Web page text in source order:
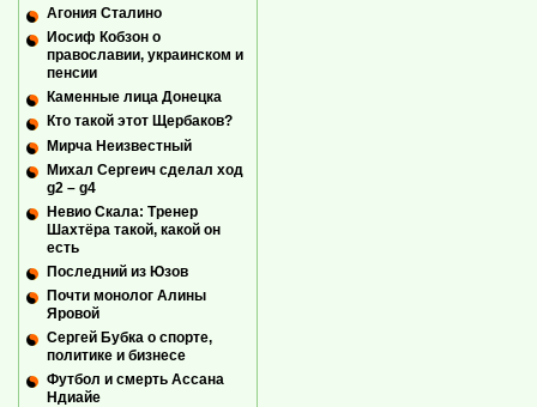
Агония Сталино
Иосиф Кобзон о
православии, украинском и
пенсии
Каменные лица Донецка
Кто такой этот Щербаков?
Мирча Неизвестный
Михал Сергеич сделал ход
g2 – g4
Невио Скала: Тренер
Шахтёра такой, какой он
есть
Последний из Юзов
Почти монолог Алины
Яровой
Сергей Бубка о спорте,
политике и бизнесе
Футбол и смерть Ассана
Ндиайе